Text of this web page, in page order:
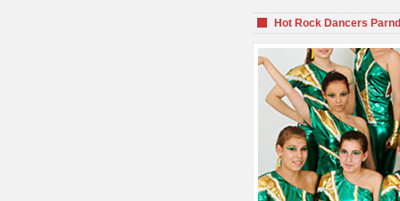
Hot Rock Dancers